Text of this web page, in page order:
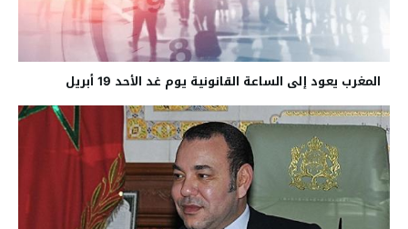
المغرب يعود إلى الساعة القانونية يوم غد الأحد 19 أبريل